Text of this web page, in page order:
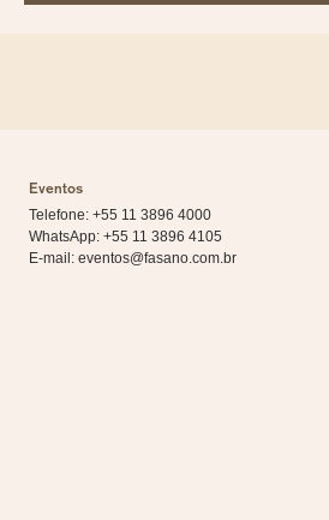
Eventos
Telefone: +55 11 3896 4000
WhatsApp: +55 11 3896 4105
E-mail: eventos@fasano.com.br